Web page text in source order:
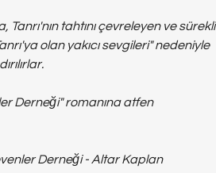
tahtını çevreleyen ve sürekli
olan yakıcı sevgileri" nedeniyle
Derneği" romanına atfen
Derneği - Altar Kaplan